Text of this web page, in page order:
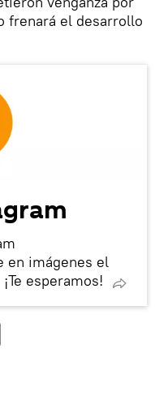
frenará el desarrollo
en imágenes el
esperamos!